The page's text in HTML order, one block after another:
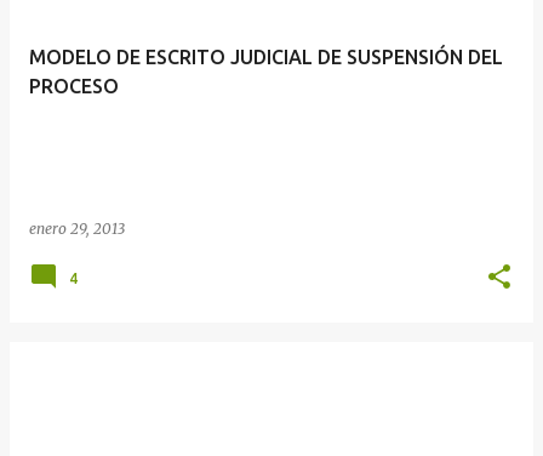
MODELO DE ESCRITO JUDICIAL DE SUSPENSIÓN DEL
PROCESO
enero 29, 2013
4